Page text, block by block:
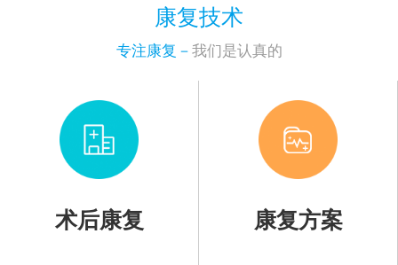
康复技术
专注康复－ 我们是认真的
术后康复 康复方案